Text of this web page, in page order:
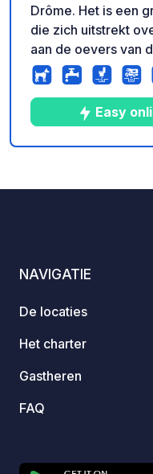
Drôme. Het is een
die zich uitstrekt
aan de oevers van
Easy
NAVIGATIE
De locaties
Het charter
Gastheren
FAQ